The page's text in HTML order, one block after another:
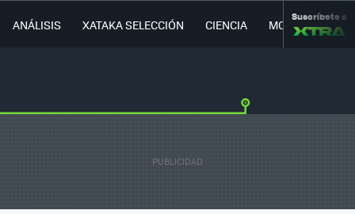
ANÁLISIS XATAKA SELECCIÓN CIENCIA MOVILIDAD
Suscríbete a